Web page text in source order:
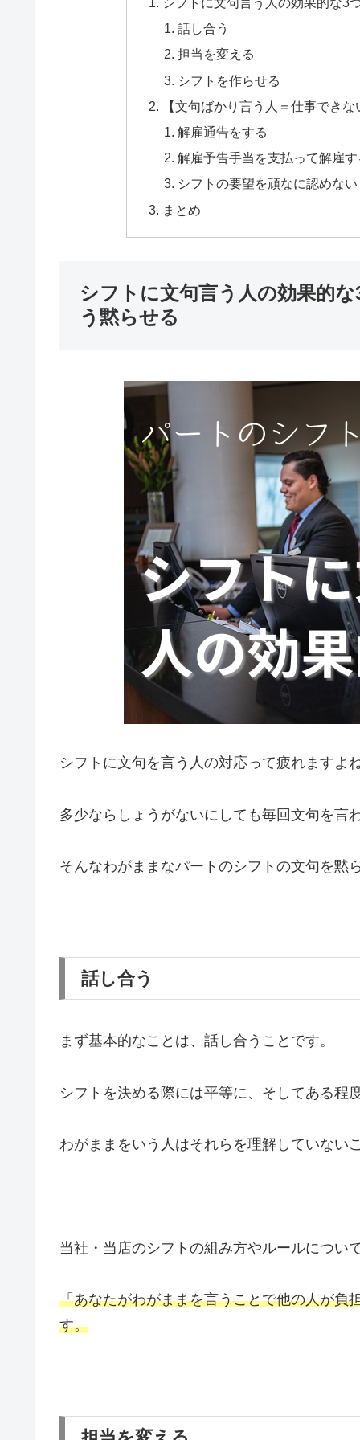
話し合う
担当を変える
シフトを作らせる
【文句ばかり言う人＝仕事でき
解雇通告をする
解雇予告手当を支払って解雇
シフトの要望を頑なに認めない
まとめ
シフトに文句言う人の効果的
う黙らせる
シフトに文句を言う人の対応って疲れますよ
多少ならしょうがないにしても毎回文句を言
そんなわがままなパートのシフトの文句を黙
話し合う
まず基本的なことは、話し合うことです。
シフトを決める際には平等に、そしてある程
わがままをいう人はそれらを理解していない
当社・当店のシフトの組み方やルールについ
「あなたがわがままを言うことで他の人が負
す。